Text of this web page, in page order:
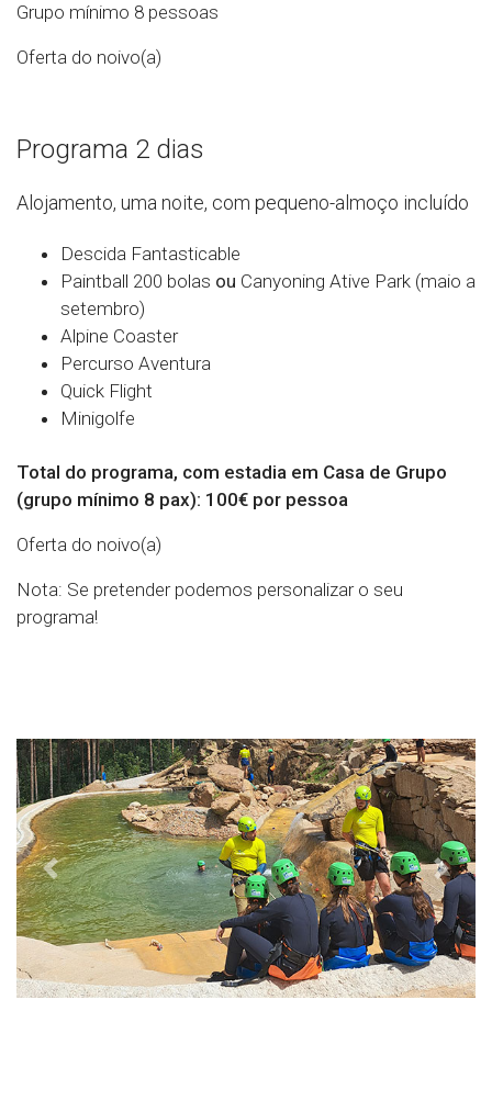
Grupo mínimo 8 pessoas
Oferta do noivo(a)
Programa 2 dias
Alojamento, uma noite, com pequeno-almoço incluído
Descida Fantasticable
Paintball 200 bolas ou Canyoning Ative Park (maio a
setembro)
Alpine Coaster
Percurso Aventura
Quick Flight
Minigolfe
Total do programa, com estadia em Casa de Grupo
(grupo mínimo 8 pax): 100€ por pessoa
Oferta do noivo(a)
Nota: Se pretender podemos personalizar o seu
programa!
Previous Next